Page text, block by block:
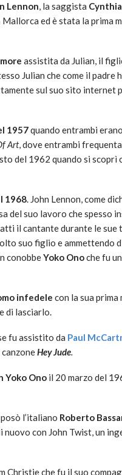
Lennon, la saggista
ed è stata la prima
assistita da Julian, il
Julian che come il padre
sul suo sito internet
1957quando entrambi
Art, dove entrambi
del 1962 quando si scoprì
1968. John Lennon, come
del suo lavoro che spesso
il cantante durante le sue
suo figlio e ammettendo
conobbeYoko Onoche fu
infedele con la sua prima
di lasciarlo.
fu assistito da Paul
Hey Jude.
Yoko Ono il 20 marzo del
l’italiano Roberto
con John Twist, un
Christie che fu il suo
prato
AUTO
MG